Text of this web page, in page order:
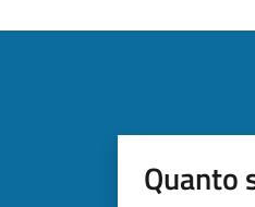
Quanto